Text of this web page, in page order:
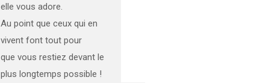
elle vous adore.
Au point que ceux qui en
vivent font tout pour
que vous restiez devant le
plus longtemps possible !